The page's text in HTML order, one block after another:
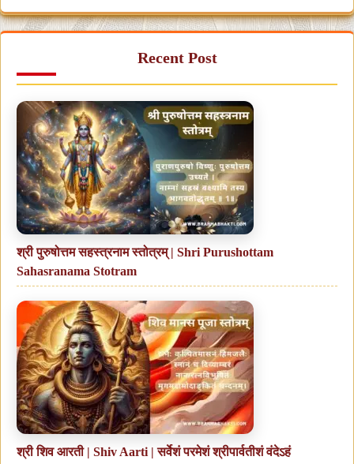
Recent Post
श्री पुरुषोत्तम सहस्त्रनाम स्तोत्रम् | Shri Purushottam
Sahasranama Stotram
श्री शिव आरती | Shiv Aarti | सर्वेशं परमेशं श्रीपार्वतीशं वंदेऽहं